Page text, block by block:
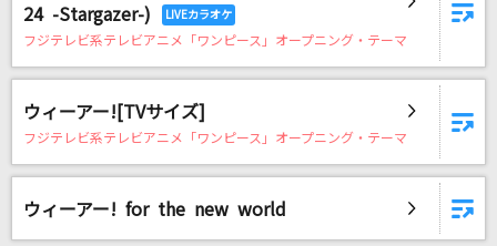
私、アイドル宣言
CHiCO with HoneyWorks
[生音]チェリー
スピッツ
キミダケファースト
24 -Stargazer-)
フジテレビ系テレビアニメ「ワンピース」オープニング・テーマ
ウィーアー![TVサイズ]
フジテレビ系テレビアニメ「ワンピース」オープニング・テーマ
ウィーアー! for the new world